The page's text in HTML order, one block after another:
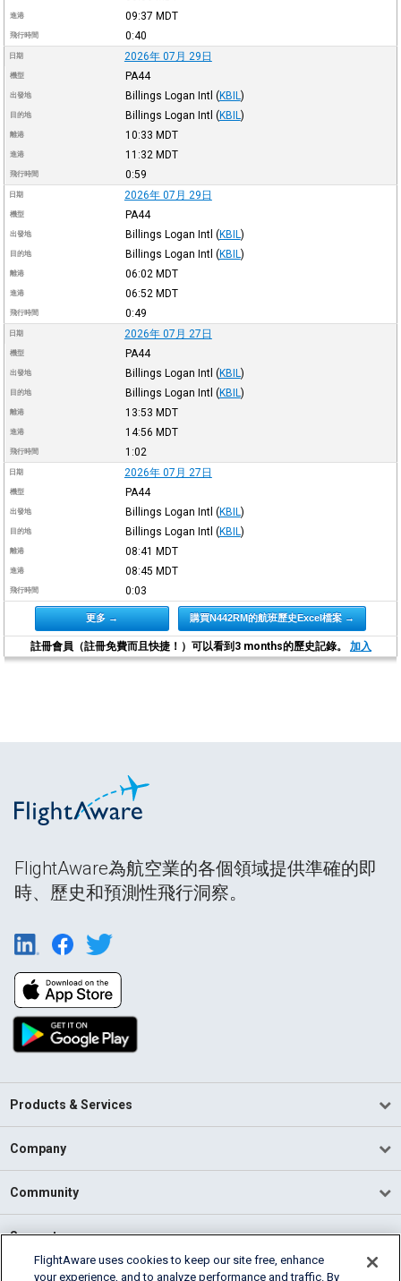
進港 09:37 MDT
飛行時間 0:40
日期 2026年 07月 29日
機型 PA44
出發地 Billings Logan Intl (KBIL )
目的地 Billings Logan Intl (KBIL )
離港 10:33 MDT
進港 11:32 MDT
飛行時間 0:59
日期 2026年 07月 29日
機型 PA44
出發地 Billings Logan Intl (KBIL )
目的地 Billings Logan Intl (KBIL )
離港 06:02 MDT
進港 06:52 MDT
飛行時間 0:49
日期 2026年 07月 27日
機型 PA44
出發地 Billings Logan Intl (KBIL )
目的地 Billings Logan Intl (KBIL )
離港 13:53 MDT
進港 14:56 MDT
飛行時間 1:02
日期 2026年 07月 27日
機型 PA44
出發地 Billings Logan Intl (KBIL )
目的地 Billings Logan Intl (KBIL )
離港 08:41 MDT
進港 08:45 MDT
飛行時間 0:03
更多 → 購買N442RM的航班歷史Excel檔案 →
註冊會員（註冊免費而且快捷！）可以看到3 months的歷史記錄。 加入
FlightAware為航空業的各個領域提供準確的即
時、歷史和預測性飛行洞察。
Products & Services
Company
Community
Support
FlightAware uses cookies to keep our site free, enhance
your experience, and to analyze performance and traffic. By